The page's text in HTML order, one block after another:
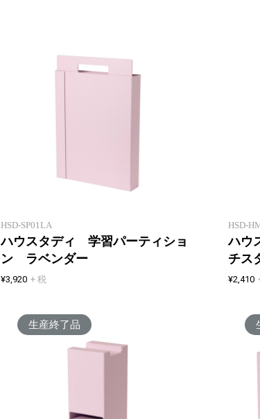
HSD-SP01LA
ハウスタディ 学習パーティショ
ン ラベンダー
自分だけ
¥3,920 + 税
HSD-
ハウ
チス
¥2,410
生産終了品